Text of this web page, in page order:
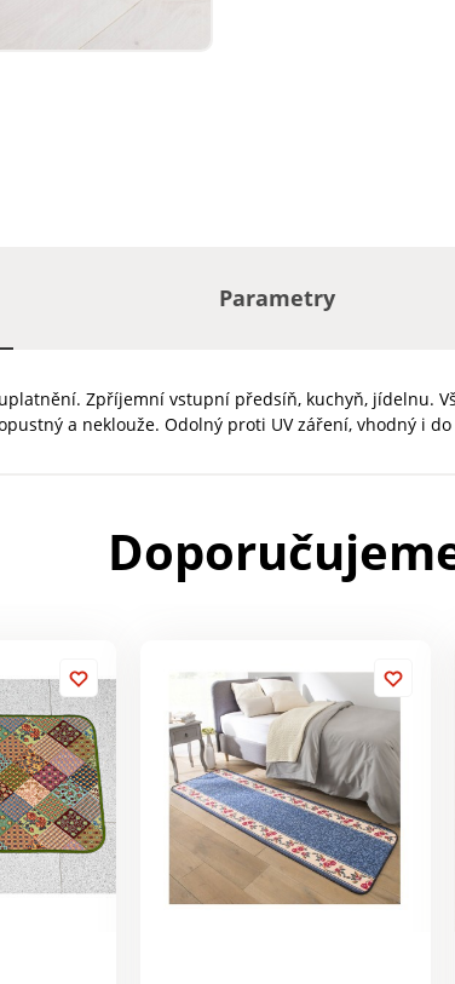
Parametry
Zpříjemní vstupní předsíň, kuchyň, jídelnu.
a neklouže. Odolný proti UV záření, vhodný i